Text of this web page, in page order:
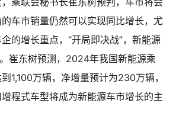
车市销量仍然可以实现同比增长，尤
的增长重点，“开局即决战”，新能源
崔东树预测，2024年我国新能源乘
1,100万辆，净增量预计为230万辆，
程式车型将成为新能源车市增长的主